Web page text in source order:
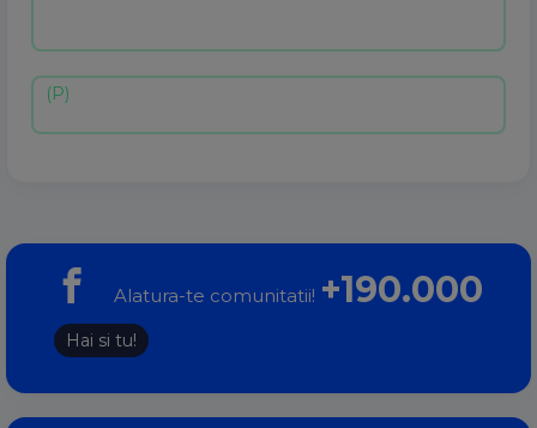
Alatura-te comunitatii! +190.000
Hai si tu!